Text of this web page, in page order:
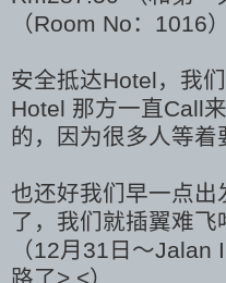
（Room No：1016）
安全抵达Hotel，我
Hotel 那方一直Call
的，因为很多人等着
也还好我们早一点
了，我们就插翼难飞
（12月31日～Jalan
路了>.<）